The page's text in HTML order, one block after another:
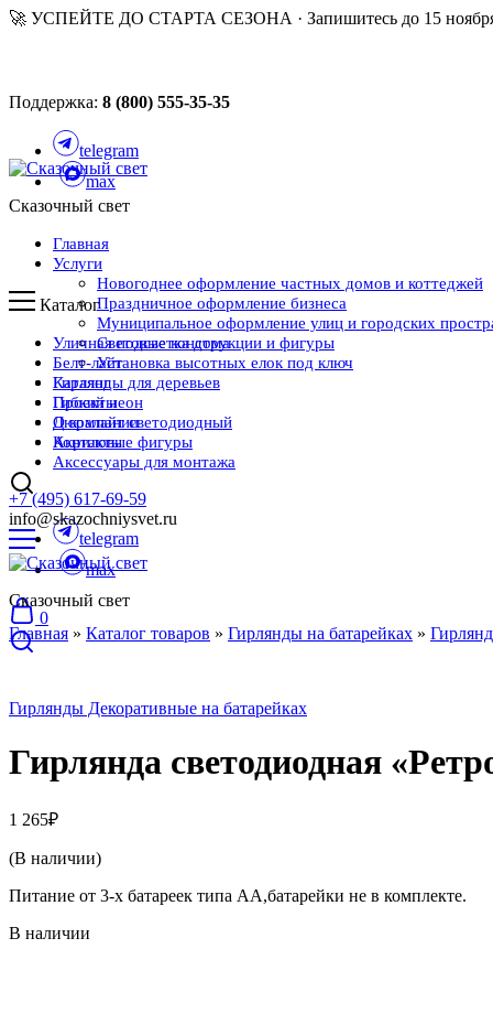
🚀 УСПЕЙТЕ ДО СТАРТА СЕЗОНА · Запишитесь до 15 ноября
Поддержка: 8 (800) 555-35-35
telegram
max
Сказочный свет
Главная
Услуги
Новогоднее оформление частных домов и коттеджей
Праздничное оформление бизнеса
Муниципальное оформление улиц и городских
Световые конструкции и фигуры
Установка высотных елок под ключ
Каталог
Проекты
О компании
Контакты
telegram
max
0
Каталог
Уличная подсветка дома
Белт-лайт
Гирлянды для деревьев
Гибкий неон
Дюралайт светодиодный
Акриловые фигуры
Аксессуары для монтажа
+7 (495) 617-69-59
info@skazochniysvet.ru
Сказочный свет
Главная » Каталог товаров » Гирлянды на батарейках »
Гирлянды Декоративные на батарейках
Гирлянда светодиодная
1 265₽
(В наличии)
Питание от 3-х батареек типа AA,батарейки не в комплекте.
В наличии